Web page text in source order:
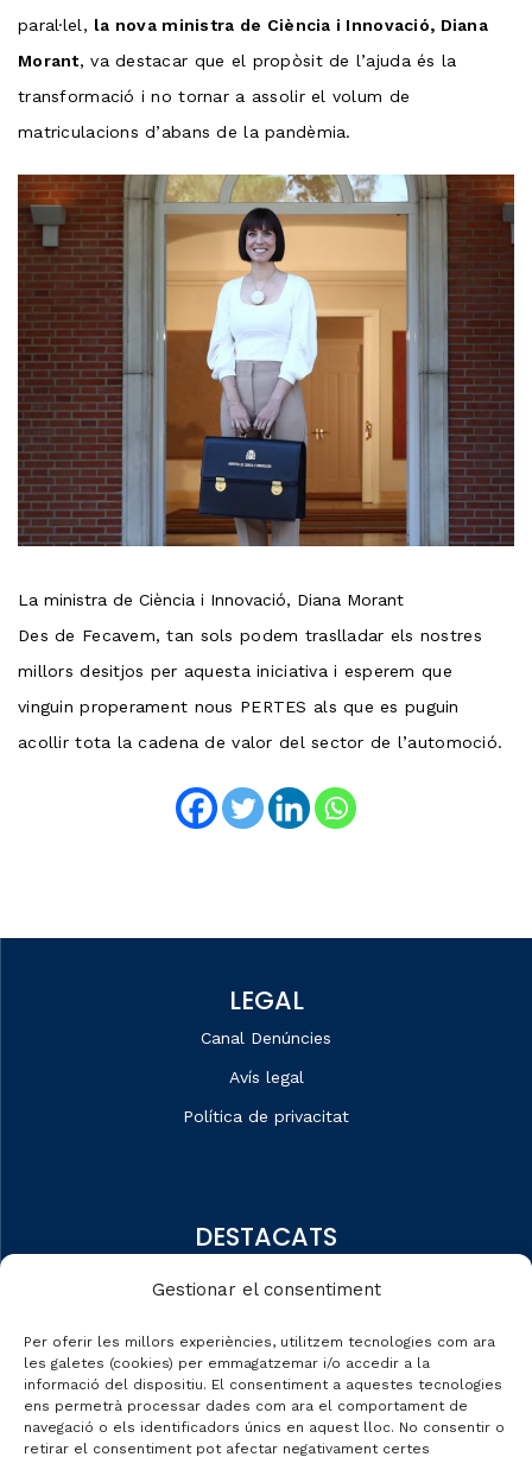
Gestionar el consentiment
Per oferir les millors experiències, utilitzem tecnologies com ara
les galetes (cookies) per emmagatzemar i/o accedir a la
informació del dispositiu. El consentiment a aquestes tecnologies
ens permetrà processar dades com ara el comportament de
navegació o els identificadors únics en aquest lloc. No consentir o
retirar el consentiment pot afectar negativament certes
paral·lel, la nova ministra de Ciència i Innovació, Diana
Morant, va destacar que el propòsit de l’ajuda és la
transformació i no tornar a assolir el volum de
matriculacions d’abans de la pandèmia.
La ministra de Ciència i Innovació, Diana Morant
Des de Fecavem, tan sols podem traslladar els nostres
millors desitjos per aquesta iniciativa i esperem que
vinguin properament nous PERTES als que es puguin
acollir tota la cadena de valor del sector de l’automoció.
LEGAL
Canal Denúncies
Avís legal
Política de privacitat
DESTACATS
Dades de mercat
Automobile Talks